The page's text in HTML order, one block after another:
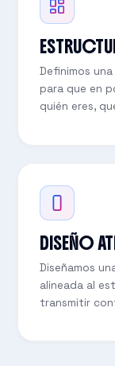
Definimos una
para que en
quién eres,
DISEÑO
Diseñamos
alineada al
transmitir